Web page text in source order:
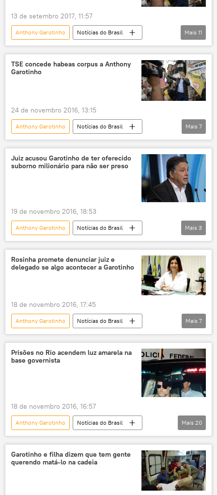
13 de setembro 2017, 11:57
Anthony Garotinho
Notícias do Brasil
Notícias
Rio de Janeiro
Bangu
Campos dos Goytacazes
Gericinó
Rosinha Matheus
Ministério Público Eleitoral
Operação Chequinho
Mais 11
TSE concede habeas corpus a Anthony
Garotinho
24 de novembro 2016, 13:15
Anthony Garotinho
Notícias do Brasil
Notícias
Rio de Janeiro
Campos dos Goytacazes
Rosinha Matheus
Luciana Lóssio
TSE
Mais 7
Juiz acusou Garotinho de ter oferecido
suborno milionário para não ser preso
19 de novembro 2016, 18:53
Anthony Garotinho
Notícias do Brasil
Notícias
suborno calúnia
Mais 3
Rosinha promete denunciar juiz e
delegado se algo acontecer a Garotinho
18 de novembro 2016, 17:45
Anthony Garotinho
Notícias do Brasil
Notícias
Sociedade
Rio de Janeiro
Rosinha Matheus
prisão
transferência
Mais 7
Prisões no Rio acendem luz amarela na
base governista
18 de novembro 2016, 16:57
Anthony Garotinho
Notícias do Brasil
Notícias
Rio de Janeiro
Michel Temer
Romero Jucá
Rafael Moura
Henrique Meirelles
Mais 20
Garotinho e filha dizem que tem gente
querendo matá-lo na cadeia